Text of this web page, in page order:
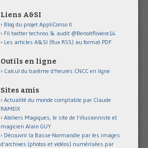
Liens A&SI
Blog du projet AppliConso II
Fil twitter technos & audit @BenoitRiviere14
Les articles A&SI (flux RSS) au format PDF
Outils en ligne
Calcul du barème d'heures CNCC en ligne
Sites amis
Actualité du monde comptable par Claude
RAMEIX
Ateliers Magiques, le site de l'illusionniste et
magicien Alain GUY
Découvrir la Basse-Normandie par les images
d'archives (photos et vidéos) numérisées par